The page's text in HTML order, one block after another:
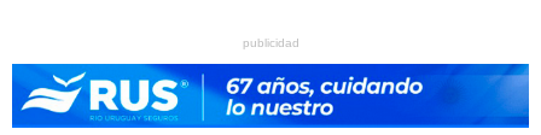
publicidad